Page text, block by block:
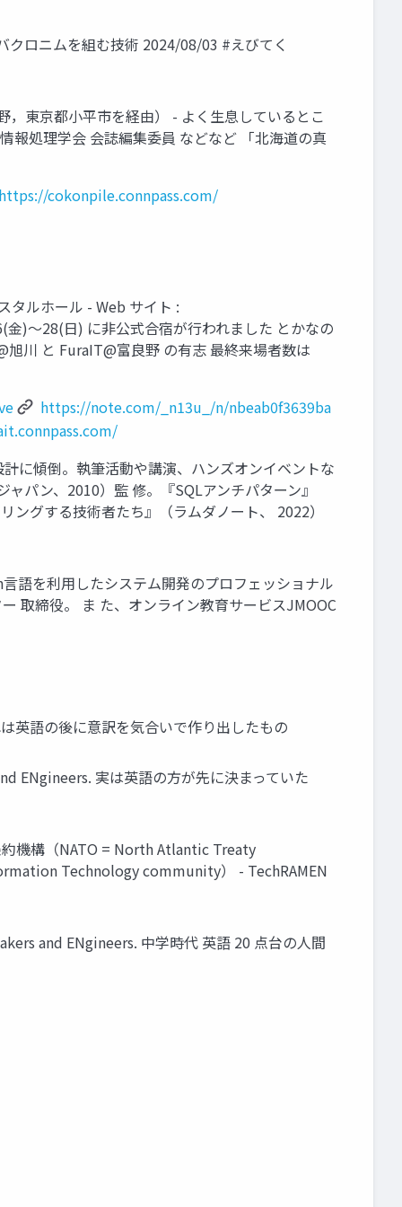
ロニムを組む技術 2024/08/03 #えびてく
東京都小平市を経由） - よく生息しているとこ
報処理学会 会誌編集委員 などなど 「北海道の真
https://cokonpile.connpass.com/
タルホール - Web サイト :
)〜28(日) に非公式合宿が行われました とかなの
川 と FuraIT@富良野 の有志 最終来場者数は
https://note.com/_n13u_/n/nbeab0f3639ba
に傾倒。執筆活動や講演、ハンズオンイベントな
パン、2010）監 修。『SQLアンチパターン』
ングする技術者たち』（ラムダノート、 2022）
語を利用したシステム開発のプロフェッショナル
取締役。 ま た、オンライン教育サービスJMOOC
英語の後に意訳を気合いで作り出したもの
ENgineers. 実は英語の方が先に決まっていた
機構（NATO = North Atlantic Treaty
Technology community） - TechRAMEN
and ENgineers. 中学時代 英語 20 点台の人間